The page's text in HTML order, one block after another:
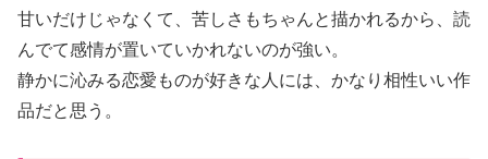
甘いだけじゃなくて、苦しさもちゃんと描かれるから、読
んでて感情が置いていかれないのが強い。
静かに沁みる恋愛ものが好きな人には、かなり相性いい作
品だと思う。